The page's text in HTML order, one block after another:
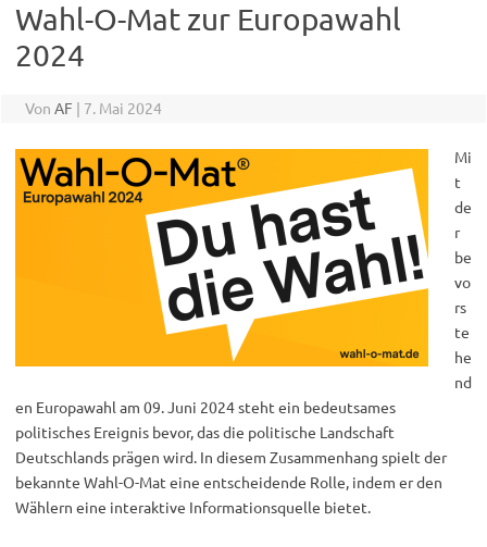
Wahl-O-Mat zur Europawahl
2024
Von AF | 7. Mai 2024
Mi
t
de
r
be
vo
rs
te
he
nd
en Europawahl am 09. Juni 2024 steht ein bedeutsames
politisches Ereignis bevor, das die politische Landschaft
Deutschlands prägen wird. In diesem Zusammenhang spielt der
bekannte Wahl-O-Mat eine entscheidende Rolle, indem er den
Wählern eine interaktive Informationsquelle bietet.